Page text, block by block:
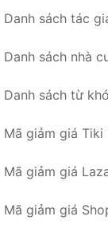
Danh sách tác
Danh sách nhà
Danh sách từ
Mã giảm giá Tiki
Mã giảm giá
Mã giảm giá